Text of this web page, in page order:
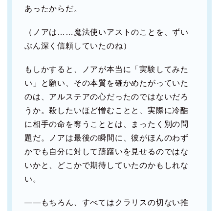
あったからだ。
（ノアは……魔法使いアストのことを、ずい
ぶん深く信頼していたのね）
もしかすると、ノアが本当に「実験してみた
い」と願い、その本質を確かめたがっていた
のは、アルステアの心だったのではないだろ
うか。殺したいほど憎むことと、実際に冷酷
に相手の命を奪うこととは、まったく別の問
題だ。ノアは最後の瞬間に、彼がほんのわず
かでも自分に対して躊躇いを見せるのではな
いかと、どこかで期待していたのかもしれな
い。
――もちろん、すべてはクラリスの切ない推